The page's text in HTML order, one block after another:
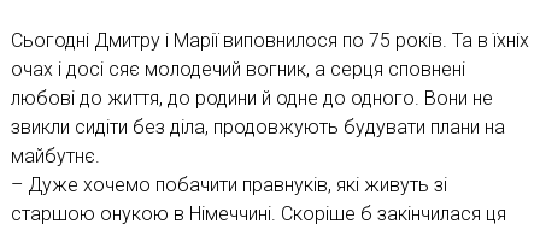
Сьогодні Дмитру і Марії виповнилося по 75 років. Та в їхніх
очах і досі сяє молодечий вогник, а серця сповнені
любові до життя, до родини й одне до одного. Вони не
звикли сидіти без діла, продовжують будувати плани на
майбутнє.
– Дуже хочемо побачити правнуків, які живуть зі
старшою онукою в Німеччині. Скоріше б закінчилася ця